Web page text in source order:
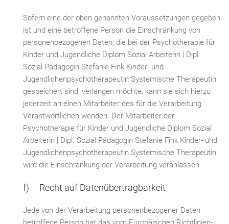
Sofern eine der oben genannten Voraussetzungen gegeben
ist und eine betroffene Person die Einschränkung von
personenbezogenen Daten, die bei der Psychotherapie für
Kinder und Jugendliche Diplom Sozial Arbeiterin | Dipl.
Sozial Pädagogin Stefanie Fink Kinder- und
Jugendlichenpsychotherapeutin Systemische Therapeutin
gespeichert sind, verlangen möchte, kann sie sich hierzu
jederzeit an einen Mitarbeiter des für die Verarbeitung
Verantwortlichen wenden. Der Mitarbeiter der
Psychotherapie für Kinder und Jugendliche Diplom Sozial
Arbeiterin | Dipl. Sozial Pädagogin Stefanie Fink Kinder- und
Jugendlichenpsychotherapeutin Systemische Therapeutin
wird die Einschränkung der Verarbeitung veranlassen.
f) Recht auf Datenübertragbarkeit
Jede von der Verarbeitung personenbezogener Daten